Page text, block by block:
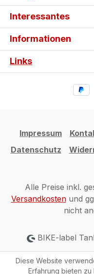
Interessantes
Informationen
Links
Impressum
Datenschutz
Alle Preise inkl.
Versandkostenund
nicht
BIKE-label
Diese Website
Erfahrung bieten zu